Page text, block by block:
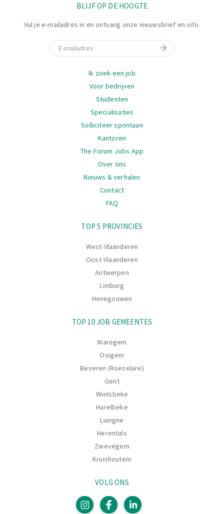
BLIJF OP DE HOOGTE
Vul je e-mailadres in en ontvang onze nieuwsbrief en info.
E-mail
Ik zoek een job
Voor bedrijven
Studenten
Specialisaties
Solliciteer spontaan
Kantoren
The Forum Jobs App
Over ons
Nieuws & verhalen
Contact
FAQ
TOP 5 PROVINCIES
West-Vlaanderen
Oost-Vlaanderen
Antwerpen
Limburg
Henegouwen
TOP 10 JOB GEMEENTES
Waregem
Ooigem
Beveren (Roeselare)
Gent
Wielsbeke
Harelbeke
Luingne
Herentals
Zwevegem
Kruishoutem
VOLG ONS